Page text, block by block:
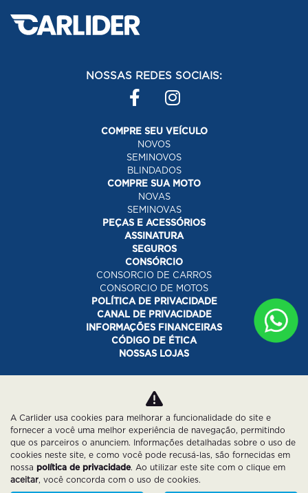
NOSSAS REDES SOCIAIS:
COMPRE SEU VEÍCULO
NOVOS
SEMINOVOS
BLINDADOS
COMPRE SUA MOTO
NOVAS
SEMINOVAS
PEÇAS E ACESSÓRIOS
ASSINATURA
SEGUROS
CONSÓRCIO
CONSORCIO DE CARROS
CONSORCIO DE MOTOS
POLÍTICA DE PRIVACIDADE
CANAL DE PRIVACIDADE
INFORMAÇÕES FINANCEIRAS
CÓDIGO DE ÉTICA
NOSSAS LOJAS
Desacelere. Seu bem maior é a vida.
Desenvolvido pela DEALERSPACE ® Direitos Reservados.
A Carlider usa cookies para melhorar a funcionalidade do site e
fornecer a você uma melhor experiência de navegação, permitindo
que os parceiros o anunciem. Informações detalhadas sobre o uso de
cookies neste site, e como você pode recusá-las, são fornecidas em
nossa política de privacidade. Ao utilizar este site com o clique em
aceitar, você concorda com o uso de cookies.